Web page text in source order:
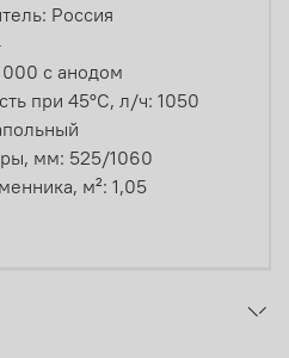
Россия
с анодом
при 45°С, л/ч: 1050
мм: 525/1060
м²: 1,05